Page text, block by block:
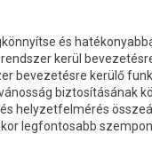
és
kerül
bevezetésre kerülő
biztosításának
helyzetfelmérés
legfontosabb